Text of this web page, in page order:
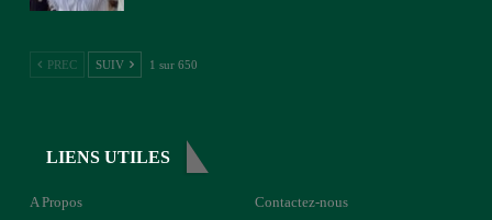
PREC SUIV 1 sur 650
LIENS UTILES
A Propos Contactez-nous